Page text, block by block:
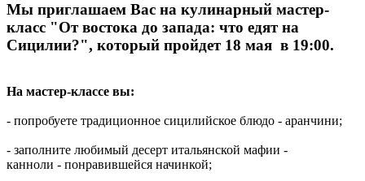
Мы приглашаем Вас на кулинарный мастер-
класс "От востока до запада: что едят на
Сицилии?", который пройдет 18 мая в 19:00.
На мастер-классе вы:
- попробуете традиционное сицилийское блюдо - аранчини;
- заполните любимый десерт итальянской мафии -
канноли - понравившейся начинкой;